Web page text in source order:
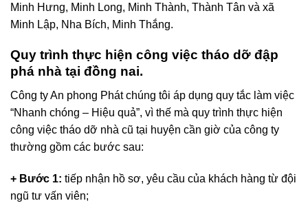
Minh Hưng, Minh Long, Minh Thành, Thành Tân và xã
Minh Lập, Nha Bích, Minh Thắng.
Quy trình thực hiện công việc tháo dỡ đập
phá nhà tại đồng nai.
Công ty An phong Phát chúng tôi áp dụng quy tắc làm việc
“Nhanh chóng – Hiệu quả”, vì thế mà quy trình thực hiện
công việc tháo dỡ nhà cũ tại huyện cần giờ của công ty
thường gồm các bước sau:
+ Bước 1: tiếp nhận hồ sơ, yêu cầu của khách hàng từ đội
ngũ tư vấn viên;